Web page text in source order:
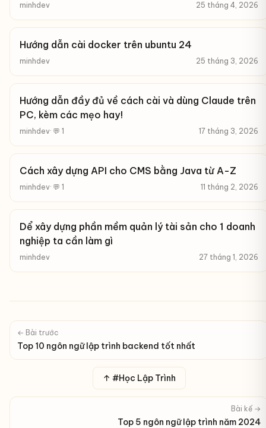
minhdev 25 tháng 4, 2026
Hướng dẫn cài docker trên ubuntu 24
minhdev 25 tháng 3, 2026
Hướng dẫn đầy đủ về cách cài và dùng Claude trên
PC, kèm các mẹo hay!
minhdev· 💬 1 17 tháng 3, 2026
Cách xây dựng API cho CMS bằng Java từ A-Z
minhdev· 💬 1 11 tháng 2, 2026
Dể xây dựng phần mềm quản lý tài sản cho 1 doanh
nghiệp ta cần làm gì
minhdev 27 tháng 1, 2026
← Bài trước
Top 10 ngôn ngữ lập trình backend tốt nhất
↑ #Học Lập Trình
Bài kế →
Top 5 ngôn ngữ lập trình năm 2024